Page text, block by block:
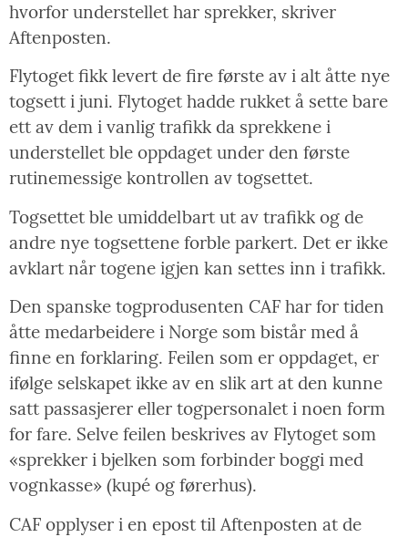
hvorfor understellet har sprekker, skriver
Aftenposten.
Flytoget fikk levert de fire første av i alt åtte nye
togsett i juni. Flytoget hadde rukket å sette bare
ett av dem i vanlig trafikk da sprekkene i
understellet ble oppdaget under den første
rutinemessige kontrollen av togsettet.
Togsettet ble umiddelbart ut av trafikk og de
andre nye togsettene forble parkert. Det er ikke
avklart når togene igjen kan settes inn i trafikk.
Den spanske togprodusenten CAF har for tiden
åtte medarbeidere i Norge som bistår med å
finne en forklaring. Feilen som er oppdaget, er
ifølge selskapet ikke av en slik art at den kunne
satt passasjerer eller togpersonalet i noen form
for fare. Selve feilen beskrives av Flytoget som
«sprekker i bjelken som forbinder boggi med
vognkasse» (kupé og førerhus).
CAF opplyser i en epost til Aftenposten at de